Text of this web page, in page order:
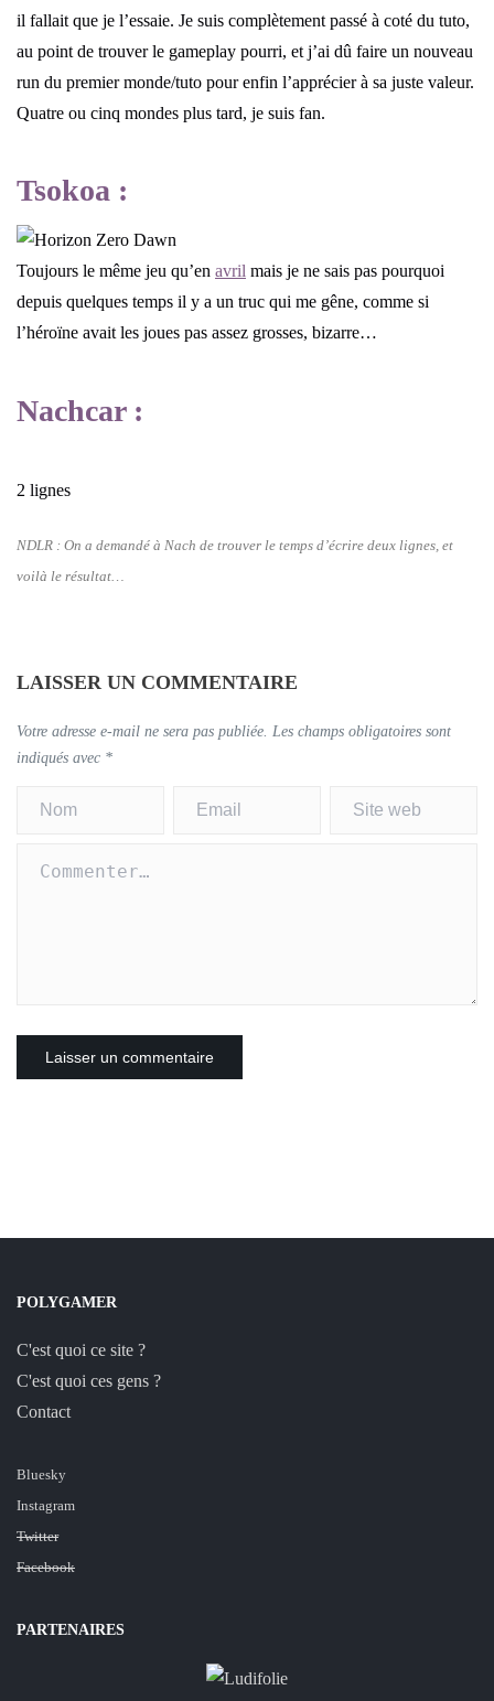
il fallait que je l’essaie. Je suis complètement passé à coté du tuto,
au point de trouver le gameplay pourri, et j’ai dû faire un nouveau
run du premier monde/tuto pour enfin l’apprécier à sa juste valeur.
Quatre ou cinq mondes plus tard, je suis fan.
Tsokoa :
Toujours le même jeu qu’en avril mais je ne sais pas pourquoi
depuis quelques temps il y a un truc qui me gêne, comme si
l’héroïne avait les joues pas assez grosses, bizarre…
Nachcar :
2 lignes
NDLR : On a demandé à Nach de trouver le temps d’écrire deux lignes, et
voilà le résultat…
LAISSER UN COMMENTAIRE
Votre adresse e-mail ne sera pas publiée. Les champs obligatoires sont
indiqués avec *
POLYGAMER
C'est quoi ce site ?
C'est quoi ces gens ?
Contact
Bluesky
Instagram
Twitter
Facebook
PARTENAIRES